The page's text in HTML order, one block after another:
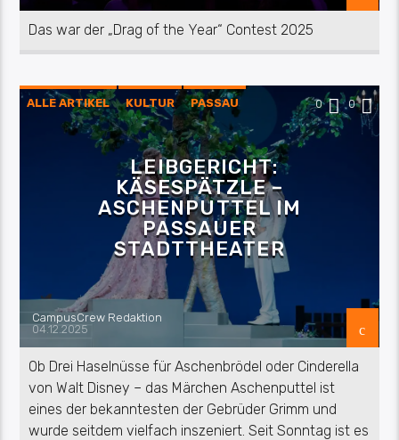
Das war der „Drag of the Year“ Contest 2025
ALLE ARTIKEL KULTUR PASSAU 0 0
LEIBGERICHT:
KÄSESPÄTZLE –
ASCHENPUTTEL IM
PASSAUER
STADTTHEATER
CampusCrew Redaktion
04.12.2025
Ob Drei Haselnüsse für Aschenbrödel oder Cinderella
von Walt Disney – das Märchen Aschenputtel ist
eines der bekanntesten der Gebrüder Grimm und
wurde seitdem vielfach inszeniert. Seit Sonntag ist es